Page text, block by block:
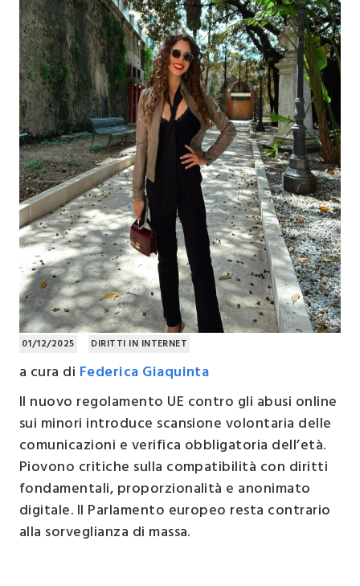
01/12/2025 DIRITTI IN INTERNET
a cura di Federica Giaquinta
Il nuovo regolamento UE contro gli abusi online
sui minori introduce scansione volontaria delle
comunicazioni e verifica obbligatoria dell’età.
Piovono critiche sulla compatibilità con diritti
fondamentali, proporzionalità e anonimato
digitale. Il Parlamento europeo resta contrario
alla sorveglianza di massa.